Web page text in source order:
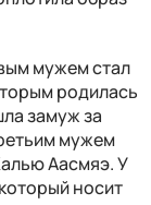
мужем стал
родилась
замуж за
мужем
Аасмяэ. У
носит